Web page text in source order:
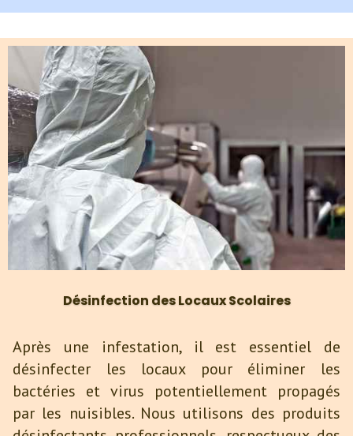
Désinfection des Locaux Scolaires
Après une infestation, il est essentiel de
désinfecter les locaux pour éliminer les
bactéries et virus potentiellement propagés
par les nuisibles. Nous utilisons des produits